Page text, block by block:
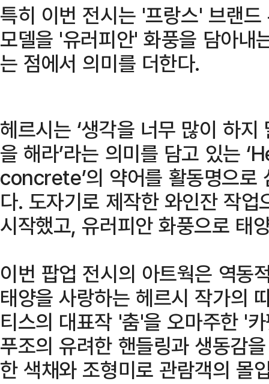
특히 이번 전시는 '프랑스' 브랜
모델을 '유러피안' 화풍을 담아내
는 점에서 의미를 더한다.
헤르시는 ‘생각을 너무 많이 하
을 해라’라는 의미를 담고 있는
concrete’의 약어를 활동명으로
다. 도자기로 제작한 와인잔 작
시작했고, 유러피안 화풍으로 태
이번 팝업 전시의 아트웍은 역
태양을 사랑하는 헤르시 작가의
티스의 대표작 '춤'을 오마주한 '
푸조의 유려한 핸들링과 생동감
한 색채와 조형미로 관람객의 몰